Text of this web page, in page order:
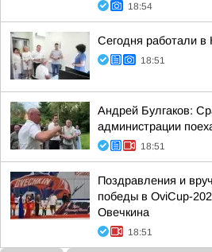
18:54
Сегодня работали в
18:51
Андрей Булгаков:
администрации
18:51
Поздравления и
победы в OviCup-
Овечкина
18:51